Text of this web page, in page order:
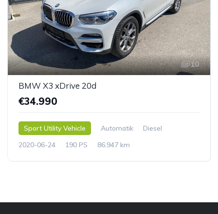
10
BMW X3 xDrive 20d
€34.990
Sport Utility Vehicle Automatik
Diesel
2020-06-24
190 PS 86.947 km